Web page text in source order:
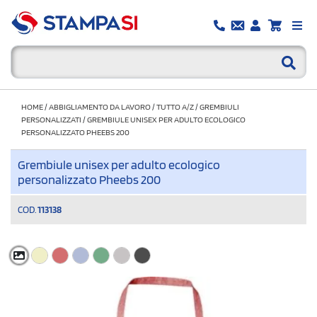
HOME/ABBIGLIAMENTO DA LAVORO/TUTTO A/Z/GREMBIULI
PERSONALIZZATI /GREMBIULE UNISEX PER ADULTO ECOLOGICO
PERSONALIZZATO PHEEBS 200
Grembiule unisex per adulto ecologico
personalizzato Pheebs 200
COD. 113138